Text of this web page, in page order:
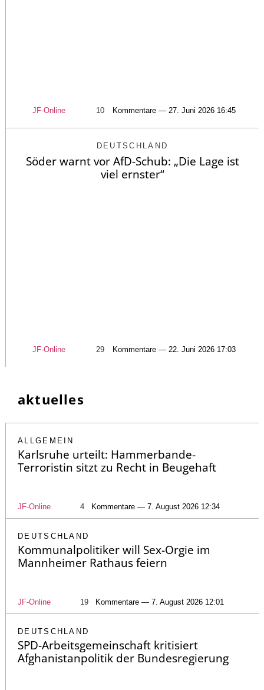
JF-Online 10 Kommentare — 27. Juni 2026 16:45
DEUTSCHLAND
Söder warnt vor AfD-Schub: „Die Lage ist
viel ernster“
JF-Online 29 Kommentare — 22. Juni 2026 17:03
aktuelles
ALLGEMEIN
Karlsruhe urteilt: Hammerbande-
Terroristin sitzt zu Recht in Beugehaft
JF-Online 4 Kommentare — 7. August 2026 12:34
DEUTSCHLAND
Kommunalpolitiker will Sex-Orgie im
Mannheimer Rathaus feiern
JF-Online 19 Kommentare — 7. August 2026 12:01
DEUTSCHLAND
SPD-Arbeitsgemeinschaft kritisiert
Afghanistanpolitik der Bundesregierung